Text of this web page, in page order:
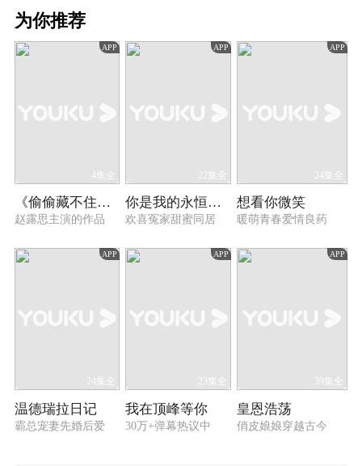
的陷入了这份奇妙浪漫的缘分最终在一起。
为你推荐
APP
4集全
《偷偷藏不住》心动幕后特辑
赵露思主演的作品
APP
22集全
你是我的永恒星辰
欢喜冤家甜蜜同居
APP
24集全
想看你微笑
暖萌青春爱情良药
APP
24集全
温德瑞拉日记
霸总宠妻先婚后爱
APP
23集全
我在顶峰等你
30万+弹幕热议中
APP
39集全
皇恩浩荡
俏皮娘娘穿越古今